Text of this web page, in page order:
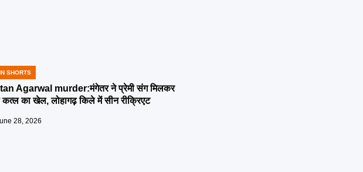
SHORTS
Agarwal murder:मंगेतर ने प्रेमी संग मिलकर
कत्ल का खेल, लोहागढ़ किले में सीन रीक्रिएट
28, 2026